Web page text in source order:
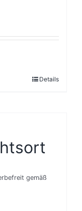
Details
gemäß